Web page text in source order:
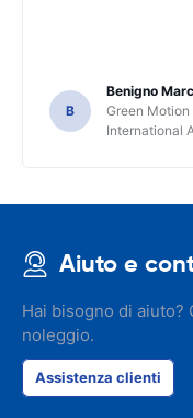
B
Benigno
Green
International
Aiuto e
Hai bisogno di
noleggio.
Assistenza clienti